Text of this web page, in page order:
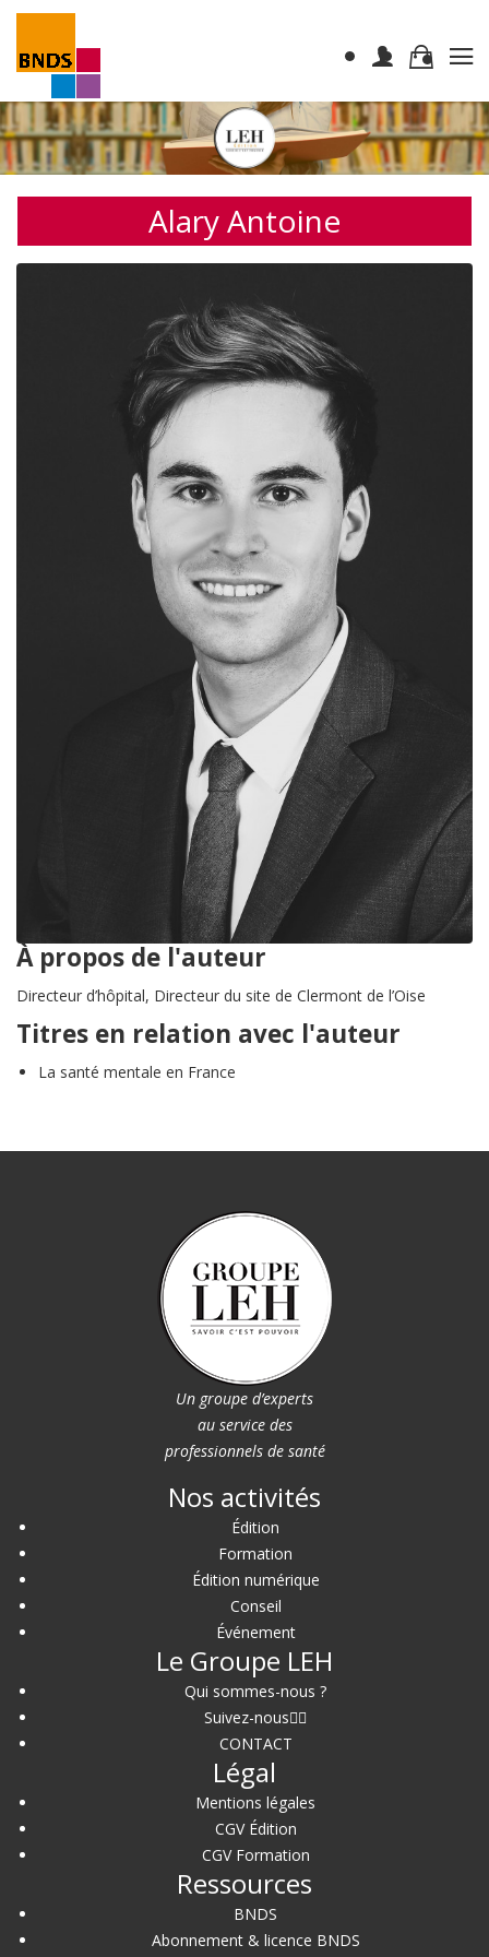
Alary Antoine
À propos de l'auteur
Directeur d’hôpital, Directeur du site de Clermont de l’Oise
Titres en relation avec l'auteur
La santé mentale en France
Un groupe d’experts
au service des
professionnels de santé
Nos activités
Édition
Formation
Édition numérique
Conseil
Événement
Le Groupe LEH
Qui sommes-nous ?
Suivez-nous
CONTACT
Légal
Mentions légales
CGV Édition
CGV Formation
Ressources
BNDS
Abonnement & licence BNDS